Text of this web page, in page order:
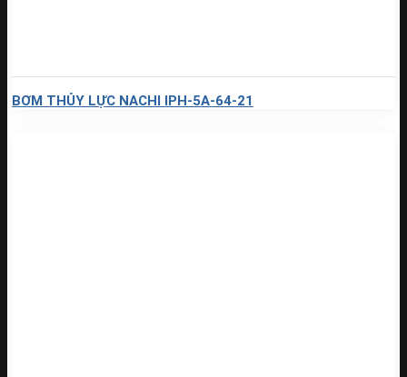
BƠM THỦY LỰC NACHI IPH-5A-64-21